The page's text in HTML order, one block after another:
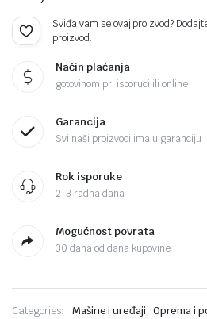
Sviđa vam se ovaj proizvod?
proizvod.
Način plaćanja
gotovinom pri isporuci ili online
Garancija
Svi naši proizvodi imaju garanciju
Rok isporuke
2-3 radna dana
Mogućnost povrata
30 dana od dana kupovine
Categories: Mašine i uređaji,Oprema i